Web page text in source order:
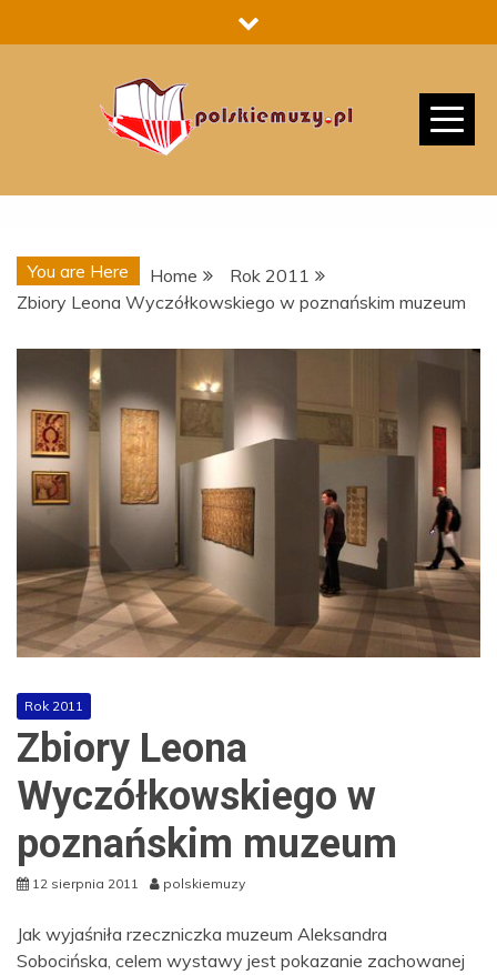
to
You are Here Home
Rok 2011
Zbiory Leona Wyczółkowskiego w poznańskim muzeum
Rok 2011
Zbiory Leona
Wyczółkowskiego w
poznańskim muzeum
12 sierpnia 2011 polskiemuzy
Jak wyjaśniła rzeczniczka muzeum Aleksandra
Sobocińska, celem wystawy jest pokazanie zachowanej